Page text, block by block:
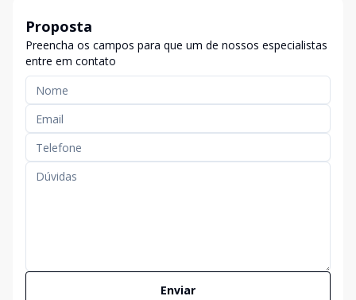
Proposta
Preencha os campos para que um de nossos especialistas
entre em contato
Enviar